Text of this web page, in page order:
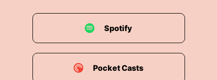
Spotify
Pocket Casts